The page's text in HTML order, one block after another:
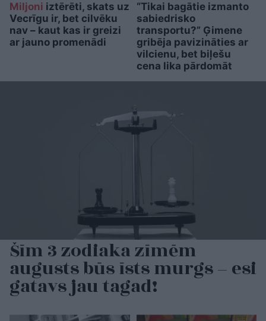
Miljoni iztērēti, skats uz
Vecrīgu ir, bet cilvēku
nav – kaut kas ir greizi
ar jauno promenādi
“Tikai bagātie izmanto
sabiedrisko
transportu?” Ģimene
gribēja pavizināties ar
vilcienu, bet biļešu
cena lika pārdomāt
Šīm 3 zodiaka zīmēm
augusts būs īsts murgs – esi
gatavs jau tagad!